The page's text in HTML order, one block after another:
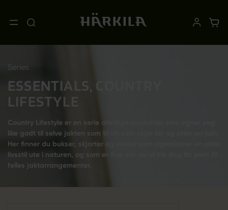
Series
ESSENTIALS, COUNTRY
LIFESTYLE
Country Lifestyle er en serie allsidige produkter som egner seg
like godt til selve jakten som til alt som skjer før og etter en jakt.
Her finner du bukser, skjorter og vester som signaliserer en aktiv
livsstil ute i naturen, og som er fine når du vil kle deg litt pent til
felles jaktarrangementer.